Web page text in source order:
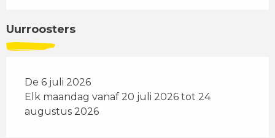
Uurroosters
De 6 juli 2026
Elk maandag vanaf 20 juli 2026 tot 24
augustus 2026